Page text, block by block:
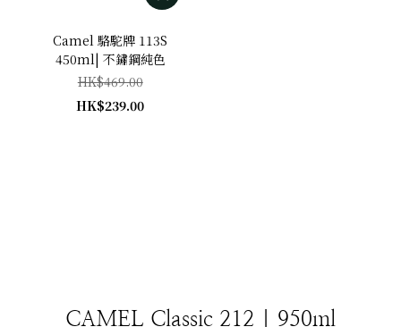
Camel 駱駝牌 113S
450ml| 不鏽鋼純色
HK$469.00
HK$239.00
CAMEL Classic 212 | 950ml